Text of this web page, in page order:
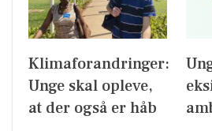
Klimaforandringer:
Unge skal opleve,
at der også er håb